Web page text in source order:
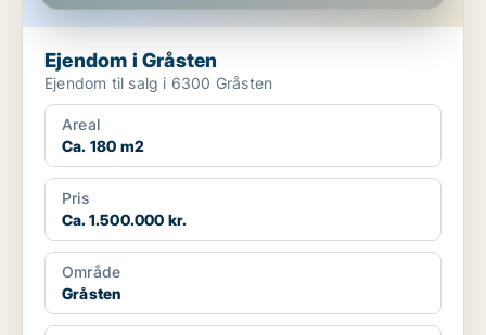
Ejendom i Gråsten
Ejendom til salg i 6300 Gråsten
Areal
Ca. 180 m2
Pris
Ca. 1.500.000 kr.
Område
Gråsten